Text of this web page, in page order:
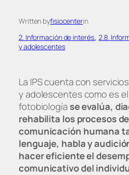
Written byfisiocenterin
2. Información de interés., 2.8.
y adolescentes
La IPS cuenta con
y adolescentes como es
fotobiología se evalúa,
rehabilita los procesos
comunicación humana
lenguaje, habla y
hacer eficiente el
comunicativo del